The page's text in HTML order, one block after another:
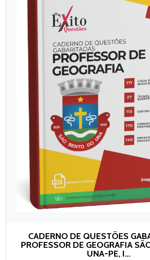
CADERNO DE QUESTÕES
PROFESSOR DE GEOGRAFIA
UNA-PE, I...